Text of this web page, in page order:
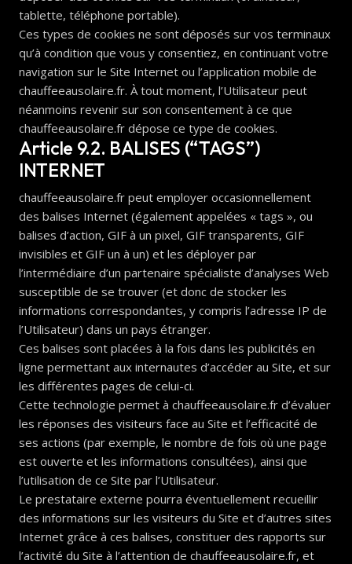
tablette, téléphone portable).
Ces types de cookies ne sont déposés sur vos terminaux
qu’à condition que vous y consentiez, en continuant votre
navigation sur le Site Internet ou l’application mobile de
chauffeeausolaire.fr. À tout moment, l’Utilisateur peut
néanmoins revenir sur son consentement à ce que
chauffeeausolaire.fr dépose ce type de cookies.
Article 9.2. BALISES (“TAGS”)
INTERNET
chauffeeausolaire.fr peut employer occasionnellement
des balises Internet (également appelées « tags », ou
balises d’action, GIF à un pixel, GIF transparents, GIF
invisibles et GIF un à un) et les déployer par
l’intermédiaire d’un partenaire spécialiste d’analyses Web
susceptible de se trouver (et donc de stocker les
informations correspondantes, y compris l’adresse IP de
l’Utilisateur) dans un pays étranger.
Ces balises sont placées à la fois dans les publicités en
ligne permettant aux internautes d’accéder au Site, et sur
les différentes pages de celui-ci.
Cette technologie permet à chauffeeausolaire.fr d’évaluer
les réponses des visiteurs face au Site et l’efficacité de
ses actions (par exemple, le nombre de fois où une page
est ouverte et les informations consultées), ainsi que
l’utilisation de ce Site par l’Utilisateur.
Le prestataire externe pourra éventuellement recueillir
des informations sur les visiteurs du Site et d’autres sites
Internet grâce à ces balises, constituer des rapports sur
l’activité du Site à l’attention de chauffeeausolaire.fr, et